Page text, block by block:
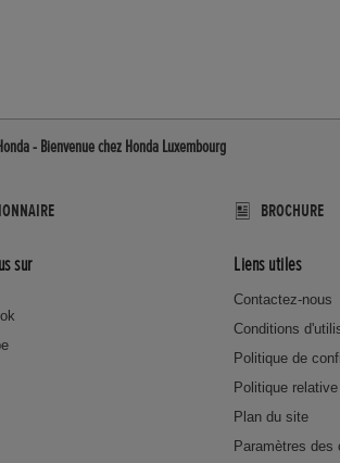
- Bienvenue chez Honda Luxembourg
BROCHURE
sur Liens utiles
Contactez-nous
Conditions
Politique de
Politique
Plan du site
Paramètres des